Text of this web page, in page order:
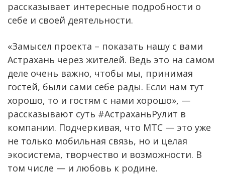
рассказывает интересные подробности о
себе и своей деятельности.
«Замысел проекта – показать нашу с вами
Астрахань через жителей. Ведь это на самом
деле очень важно, чтобы мы, принимая
гостей, были сами себе рады. Если нам тут
хорошо, то и гостям с нами хорошо», —
рассказывают суть #АстраханьРулит в
компании. Подчеркивая, что МТС — это уже
не только мобильная связь, но и целая
экосистема, творчество и возможности. В
том числе — и любовь к родине.